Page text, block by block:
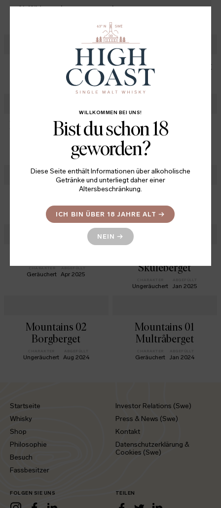
Abfülldatum(neueste zuerst)
Special Release 2026
ABGEFÜLLT
Mai 2026
PREIS
1 395 SEK
The Great High Coast
Ungeräuchert
Riverboats Elfkungen
Jan 2026
Mountains 04
Hornöberget
CHARAKTER
Ungeräuchert
CHARAKTER
Leicht geräuchert Sept 2025 Ungeräuchert
ABGEFÜLLT
Juli 2025
Geräuchert Apr 2025
Skuleberget
Ungeräuchert Jan 2025
Mountains 02
Borgberget
Ungeräuchert Aug 2024
Mountains 01
Multråberget
Geräuchert Jan 2024
Startseite
Whisky
Shop
Philosophie
Besuch
Fassbesitzer
Investor Relations (Swe)
Press & News (Swe)
Kontakt
Datenschutzerklärung &
Cookies (Swe)
FOLGEN SIE UNS TEILEN
WILLKOMMEN BEI UNS!
Bist du schon 18
geworden?
Diese Seite enthält Informationen über alkoholische
Getränke und unterliegt daher einer
Altersbeschränkung.
ICH BIN ÜBER 18 JAHRE ALT →
NEIN →